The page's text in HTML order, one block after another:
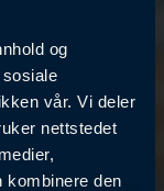
og
vår. Vi deler
nettstedet
kombinere den